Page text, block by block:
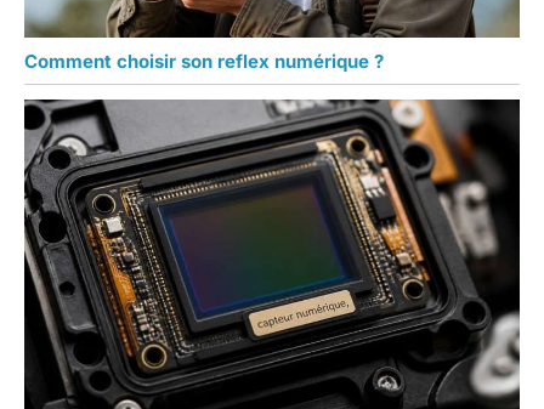
Comment choisir son reflex numérique ?